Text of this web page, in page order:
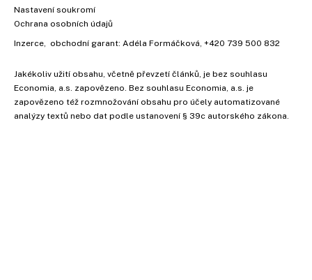
Nastavení soukromí
Ochrana osobních údajů
Inzerce, obchodní garant: Adéla Formáčková, +420 739 500 832
Jakékoliv užití obsahu, včetně převzetí článků, je bez souhlasu
Economia, a.s. zapovězeno. Bez souhlasu Economia, a.s. je
zapovězeno též rozmnožování obsahu pro účely automatizované
analýzy textů nebo dat podle ustanovení § 39c autorského zákona.